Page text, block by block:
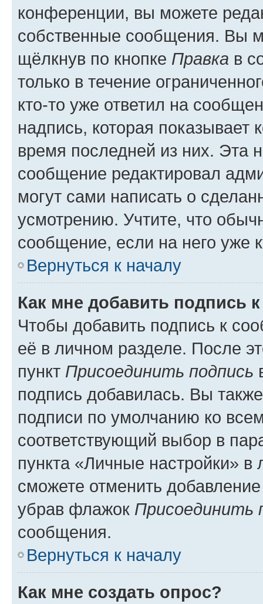
конференции, вы можете
собственные сообщения. Вы
щёлкнув по кнопке Правка в
только в течение
кто-то уже ответил на
надпись, которая показывает
время последней из них. Эта
сообщение редактировал
могут сами написать о
усмотрению. Учтите, что
сообщение, если на него уже
Вернуться к началу
Как мне добавить подпись
Чтобы добавить подпись к
её в личном разделе. После
пункт Присоединить подпись
подпись добавилась. Вы
подписи по умолчанию ко
соответствующий выбор в
пункта «Личные настройки»
сможете отменить
убрав флажок Присоединить
сообщения.
Вернуться к началу
Как мне создать опрос?